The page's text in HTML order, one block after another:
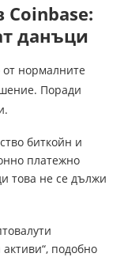
Coinbase:
данъци
от нормалните
Поради
биткойн и
платежно
това не се дължи
подобно